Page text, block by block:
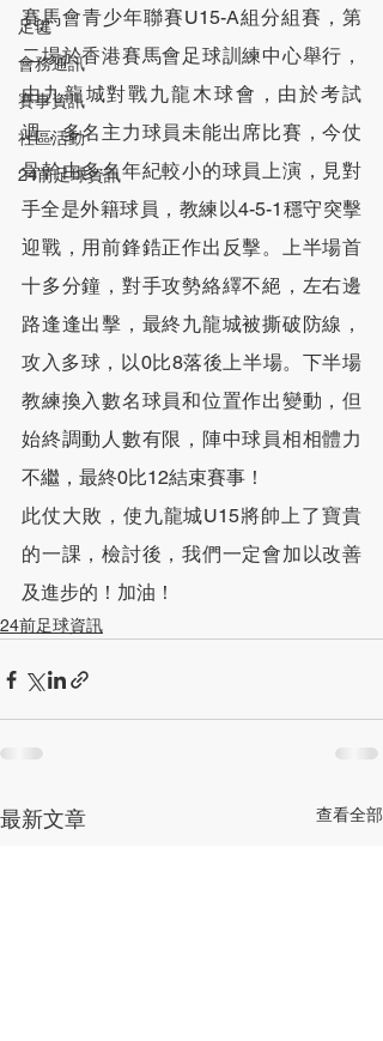
足毽
會務通訊
賽事資訊
社區活動
24前足球資訊
賽馬會青少年聯賽U15-A組分組賽，第
二場於香港賽馬會足球訓練中心舉行，
由九龍城對戰九龍木球會，由於考試
週，多名主力球員未能出席比賽，今仗
骨幹由多名年紀較小的球員上演，見對
手全是外籍球員，教練以4-5-1穩守突擊
迎戰，用前鋒鋯正作出反擊。上半場首
十多分鐘，對手攻勢絡繹不絕，左右邊
路逢逢出擊，最終九龍城被撕破防線，
攻入多球，以0比8落後上半場。下半場
教練換入數名球員和位置作出變動，但
始終調動人數有限，陣中球員相相體力
不繼，最終0比12結束賽事！
此仗大敗，使九龍城U15將帥上了寶貴
的一課，檢討後，我們一定會加以改善
及進步的！加油！
24前足球資訊
最新文章 查看全部